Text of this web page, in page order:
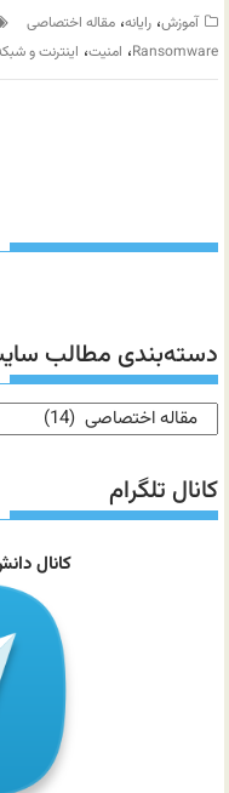
آموزش،رایانه،مقاله اختصاصی
Ransomware، امنیت، اینترنت و
دسته‌بندی مطالب
دسته‌بندی
مطالب
سایت
کانال تلگرام
کانال